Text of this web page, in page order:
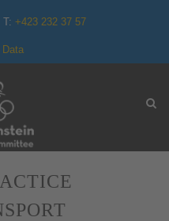
T: +423 232 37 57